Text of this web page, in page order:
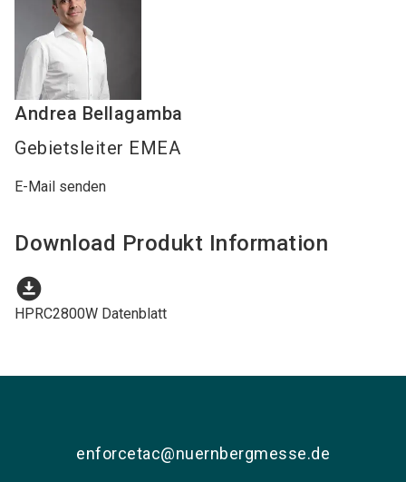
Andrea Bellagamba
Gebietsleiter EMEA
E-Mail senden
Download Produkt Information
download_for_offline
HPRC2800W Datenblatt
enforcetac@nuernbergmesse.de